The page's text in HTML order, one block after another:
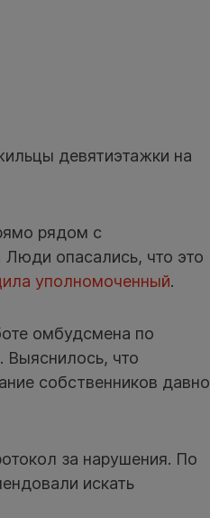
девятиэтажки на
рядом с
опасались, что это
уполномоченный.
омбудсмена по
Выяснилось, что
собственников давно
за нарушения. По
искать